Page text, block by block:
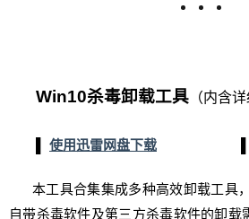
Win10杀毒卸载工具 （内含
使用迅雷网盘下载
本工具合集集成多种高效卸载工具
自带杀毒软件及第三方杀毒软件的卸载